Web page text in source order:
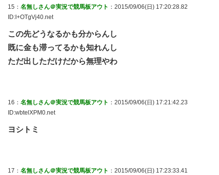
15： 名無しさん＠実況で競馬板アウト ：2015/09/06(日) 17:20:28.82
ID:I+OTgVj40.net
この先どうなるかも分からんし
既に金も滞ってるかも知れんし
ただ出しただけだから無理やわ
16： 名無しさん＠実況で競馬板アウト ：2015/09/06(日) 17:21:42.23
ID:wbtelXPM0.net
ヨシトミ
17： 名無しさん＠実況で競馬板アウト ：2015/09/06(日) 17:23:33.41